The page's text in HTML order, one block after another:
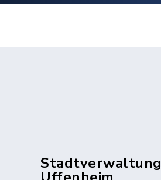
Stadtverwaltung